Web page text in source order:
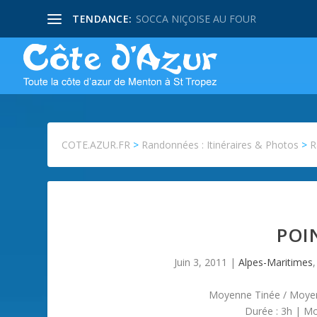
TENDANCE: SOCCA NIÇOISE AU FOUR
COTE.AZUR.FR > Randonnées : Itinéraires & Photos >
Juin 3, 2011 | Alpes-Maritimes
Moyenne Tinée /
Durée : 3h |